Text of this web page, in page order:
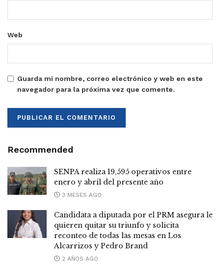
Web
Guarda mi nombre, correo electrónico y web en este
navegador para la próxima vez que comente.
Recommended
SENPA realiza 19,595 operativos entre
enero y abril del presente año
3 MESES AGO
Candidata a diputada por el PRM asegura le
quieren quitar su triunfo y solicita
reconteo de todas las mesas en Los
Alcarrizos y Pedro Brand
2 AÑOS AGO